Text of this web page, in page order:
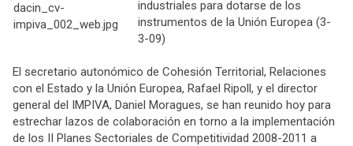
industriales para dotarse de los
instrumentos de la Unión Europea (3-
3-09)
El secretario autonómico de Cohesión Territorial, Relaciones
con el Estado y la Unión Europea, Rafael Ripoll, y el director
general del IMPIVA, Daniel Moragues, se han reunido hoy para
estrechar lazos de colaboración en torno a la implementación
de los II Planes Sectoriales de Competitividad 2008-2011 a